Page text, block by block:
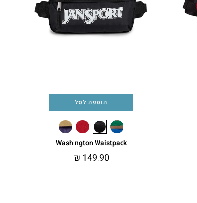
הוספה לסל
Washington Waistpack
₪ 149.90